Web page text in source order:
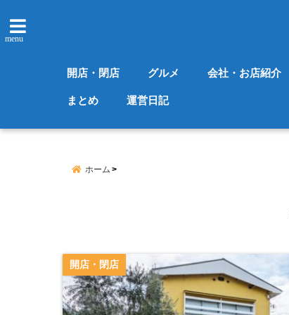
menu
開店・閉店 グルメ 会社・お店紹介
まとめ 運営日記
ホーム
開店・閉店